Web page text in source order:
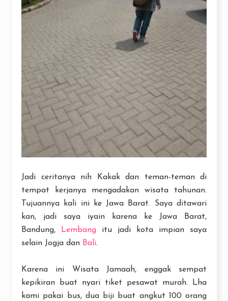
Jadi ceritanya nih Kakak dan teman-teman di
tempat kerjanya mengadakan wisata tahunan.
Tujuannya kali ini ke Jawa Barat. Saya ditawari
kan, jadi saya iyain karena ke Jawa Barat,
Bandung, Lembang itu jadi kota impian saya
selain Jogja dan Bali.
Karena ini Wisata Jamaah, enggak sempat
kepikiran buat nyari tiket pesawat murah. Lha
kami pakai bus, dua biji buat angkut 100 orang